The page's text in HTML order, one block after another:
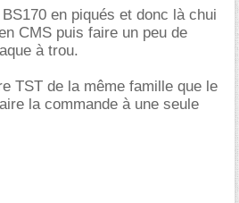
en piqués et donc là chui
CMS puis faire un peu de
à trou.
TST de la même famille que le
la commande à une seule